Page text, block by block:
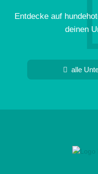
Entdecke auf
deinen
alle